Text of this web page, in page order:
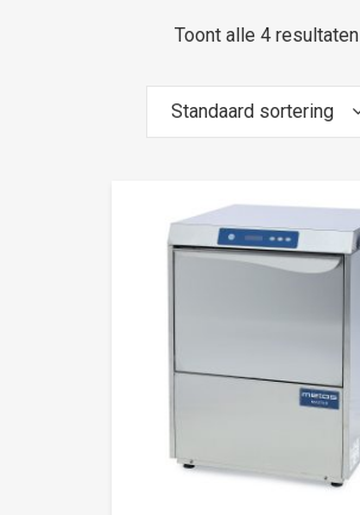
Toont alle 4 resultaten
Standaard sortering